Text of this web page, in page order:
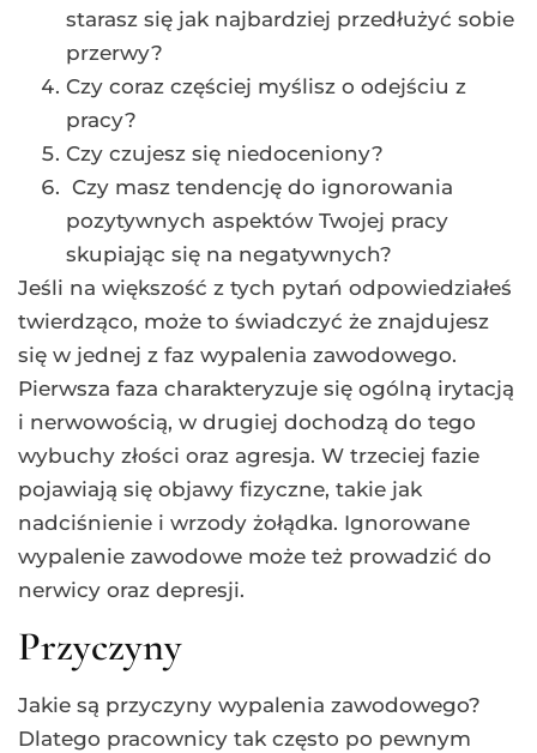
starasz się jak najbardziej przedłużyć sobie
przerwy?
Czy coraz częściej myślisz o odejściu z
pracy?
Czy czujesz się niedoceniony?
Czy masz tendencję do ignorowania
pozytywnych aspektów Twojej pracy
skupiając się na negatywnych?
Jeśli na większość z tych pytań odpowiedziałeś
twierdząco, może to świadczyć że znajdujesz
się w jednej z faz wypalenia zawodowego.
Pierwsza faza charakteryzuje się ogólną irytacją
i nerwowością, w drugiej dochodzą do tego
wybuchy złości oraz agresja. W trzeciej fazie
pojawiają się objawy fizyczne, takie jak
nadciśnienie i wrzody żołądka. Ignorowane
wypalenie zawodowe może też prowadzić do
nerwicy oraz depresji.
Przyczyny
Jakie są przyczyny wypalenia zawodowego?
Dlatego pracownicy tak często po pewnym